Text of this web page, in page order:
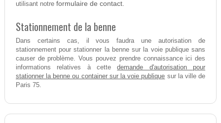
utilisant notre formulaire de contact.
Stationnement de la benne
Dans certains cas, il vous faudra une autorisation de
stationnement pour stationner la benne sur la voie publique sans
causer de problème. Vous pouvez prendre connaissance ici des
informations relatives à cettedemande d'autorisation pour
stationner la benne ou container sur la voie publique sur la ville de
Paris 75.